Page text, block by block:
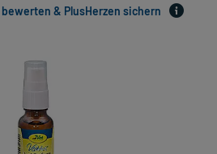
& PlusHerzen sichern